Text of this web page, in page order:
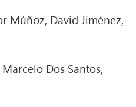
Múñoz, David Jiménez,
Dos Santos,